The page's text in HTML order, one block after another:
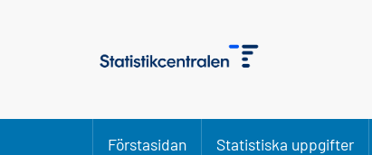
Förstasidan Statistiska uppgifter